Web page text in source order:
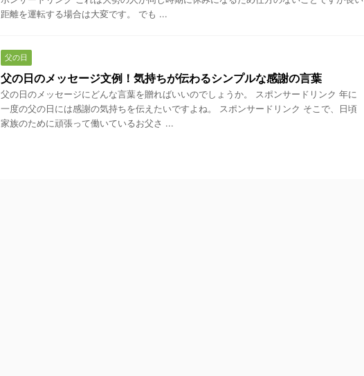
距離を運転する場合は大変です。 でも ...
父の日
父の日のメッセージ文例！気持ちが伝わるシンプルな感謝の言葉
父の日のメッセージにどんな言葉を贈ればいいのでしょうか。 スポンサードリンク 年に
一度の父の日には感謝の気持ちを伝えたいですよね。 スポンサードリンク そこで、日頃
家族のために頑張って働いているお父さ ...